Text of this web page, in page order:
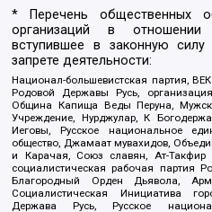
* Перечень общественных
организаций в
вступившее в законную
запрете деятельности:
Национал-большевистская партия,
Родовой Державы Русь,
Община Капища Веды Перуна,
Учреждение, Нурджулар, К
Иеговы, Русское национальное
общество, Джамаат мувахидов,
и Карачая, Союз славян, Ат-Такфир
социалистическая рабочая партия
Благородный Орден Дьявола,
Социалистическая Инициатива
Держава Русь, Русское